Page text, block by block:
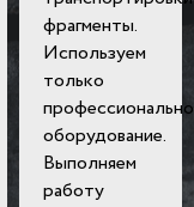
фрагменты.
Используем
только
оборудование.
Выполняем
работу